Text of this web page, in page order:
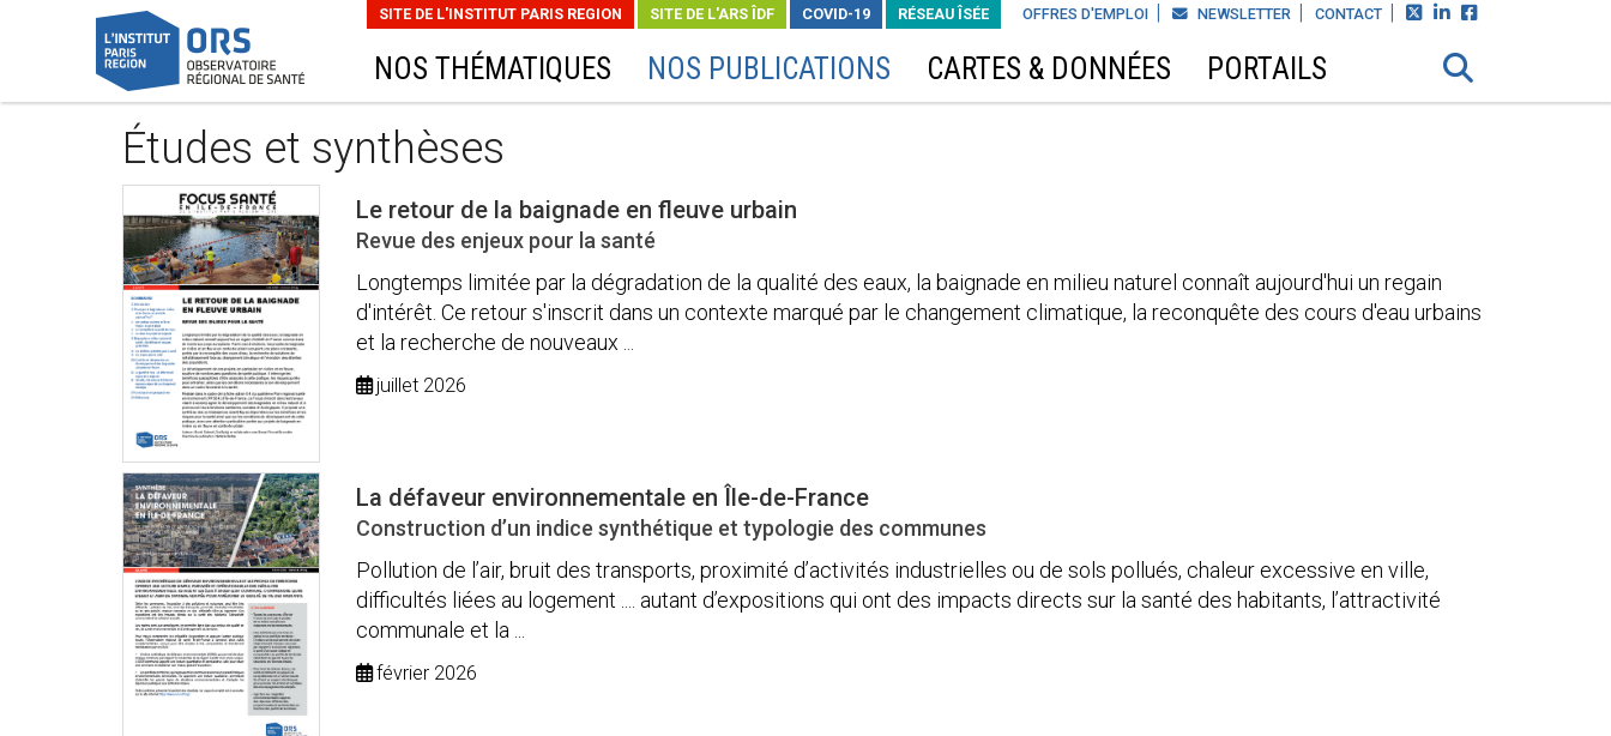
OFFRES D'EMPLOI NEWSLETTER CONTACT   
SITE DE L'INSTITUT PARIS REGION SITE DE L'ARS ÎDF COVID-19 RÉSEAU ÎSÉE
NOS THÉMATIQUES NOS PUBLICATIONS CARTES & DONNÉES PORTAILS
Études et synthèses
Le retour de la baignade en fleuve urbain
Revue des enjeux pour la santé
Longtemps limitée par la dégradation de la qualité des eaux, la baignade en milieu naturel connaît aujourd'hui un regain
d'intérêt. Ce retour s'inscrit dans un contexte marqué par le changement climatique, la reconquête des cours d'eau urbains
et la recherche de nouveaux ...
juillet 2026
La défaveur environnementale en Île-de-France
Construction d’un indice synthétique et typologie des communes
Pollution de l’air, bruit des transports, proximité d’activités industrielles ou de sols pollués, chaleur excessive en ville,
difficultés liées au logement .... autant d’expositions qui ont des impacts directs sur la santé des habitants, l’attractivité
communale et la ...
février 2026